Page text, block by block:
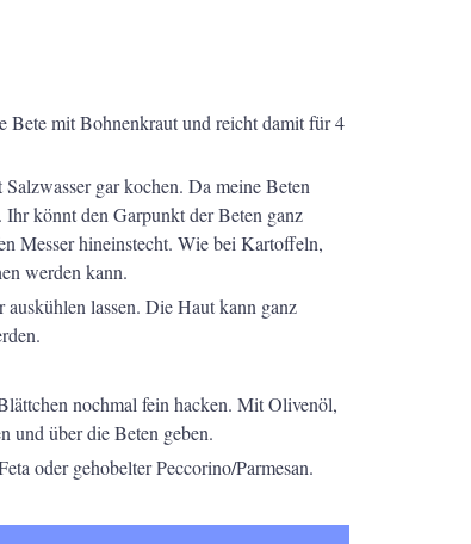
Bete mit Bohnenkraut und reicht damit für 4
gar kochen. Da meine Beten
könnt den Garpunkt der Beten ganz
Messer hineinstecht. Wie bei Kartoffeln,
werden kann.
lassen. Die Haut kann ganz
nochmal fein hacken. Mit Olivenöl,
und über die Beten geben.
oder gehobelter Peccorino/Parmesan.